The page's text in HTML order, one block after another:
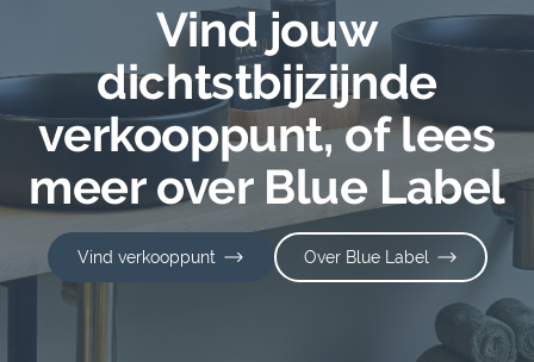
Vind jouw
dichtstbijzijnde
verkooppunt, of lees
meer over Blue Label
Vind verkooppunt Over Blue Label